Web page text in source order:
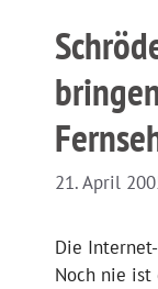
21. April
Die
Noch nie ist